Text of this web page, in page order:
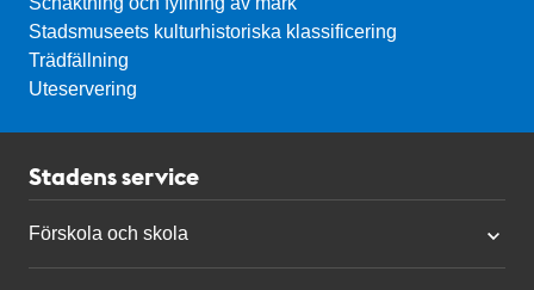
Stadsmuseets kulturhistoriska klassificering
Trädfällning
Uteservering
Stadens service
Förskola och skola